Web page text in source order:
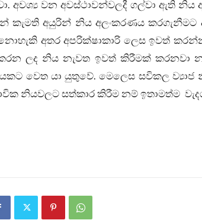
අවශ්‍ය වන අවස්ථාවන්වලදී ගල්වා ඇති
කැමති අයුරින් නිය අලංකරණය කරගැනීමට
අතර අපරික්ෂාකාරි ලෙස ඉවත්
ලද නිය නැවත ඉවත් කිරීමක් කරනවා
වෙත යා යුතුවේ. මෙලෙස සවිකල
නියවලට සත්කාර කිරීම නම් ඉතාමත්ම